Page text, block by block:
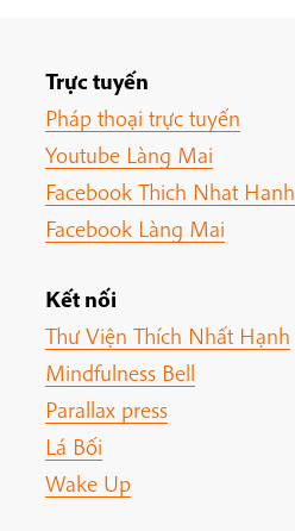
Trực tuyến
Pháp thoại trực tuyến
Youtube Làng Mai
Facebook Thich Nhat Hanh
Facebook Làng Mai
Kết nối
Thư Viện Thích Nhất Hạnh
Mindfulness Bell
Parallax press
Lá Bối
Wake Up